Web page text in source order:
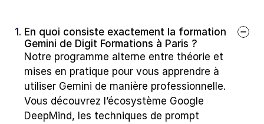
1. En quoi consiste exactement la formation
Gemini de Digit Formations à Paris ?
Notre programme alterne entre théorie et
mises en pratique pour vous apprendre à
utiliser Gemini de manière professionnelle.
Vous découvrez l’écosystème Google
DeepMind, les techniques de prompt